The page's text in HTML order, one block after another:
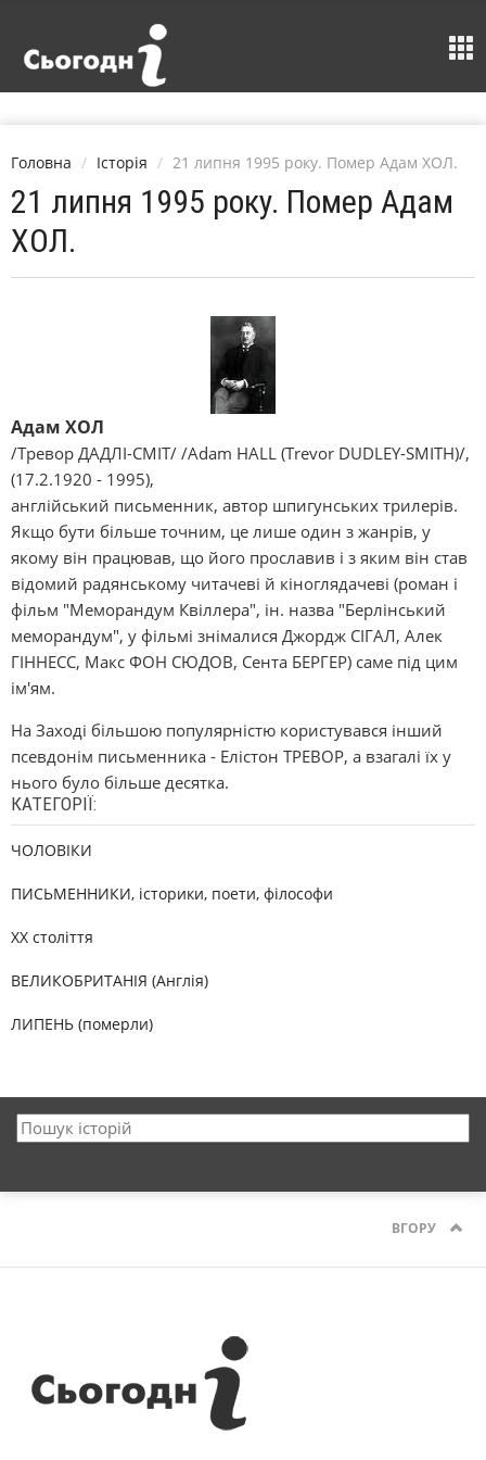
Головна Історія 21 липня 1995 року. Помер Адам ХОЛ.
21 липня 1995 року. Помер Адам
ХОЛ.
Адам ХОЛ
/Тревор ДАДЛІ-СМІТ/ /Adam HALL (Trevor DUDLEY-SMІTH)/,
(17.2.1920 - 1995),
англійський письменник, автор шпигунських трилерів.
Якщо бути більше точним, це лише один з жанрів, у
якому він працював, що його прославив і з яким він став
відомий радянському читачеві й кіноглядачеві (роман і
фільм "Меморандум Квіллера", ін. назва "Берлінський
меморандум", у фільмі знімалися Джордж СІГАЛ, Алек
ГІННЕСС, Макс ФОН СЮДОВ, Сента БЕРГЕР) саме під цим
ім'ям.
На Заході більшою популярністю користувався інший
псевдонім письменника - Елістон ТРЕВОР, а взагалі їх у
нього було більше десятка.
КАТЕГОРІЇ:
ЧОЛОВІКИ
ПИСЬМЕННИКИ, історики, поети, філософи
XX століття
ВЕЛИКОБРИТАНІЯ (Англія)
ЛИПЕНЬ (померли)
ВГОРУ